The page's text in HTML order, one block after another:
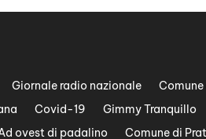
Giornale radio nazionale
Comune
Covid-19 Gimmy Tranquillo
ovest di padalino
Comune di